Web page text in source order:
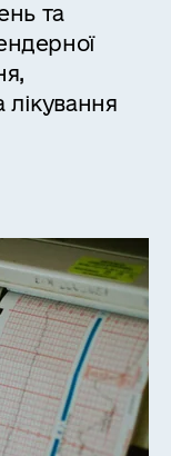
та
лікування